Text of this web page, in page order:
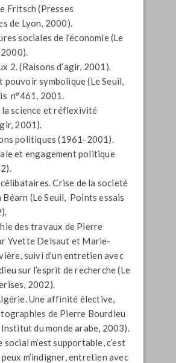
Fritsch (Presses
de Lyon, 2000).
sociales de l’économie (Le
2. (Raisons d’agir, 2001).
pouvoir symbolique (Le Seuil,
n°461, 2001.
la science et réflexivité
2001).
politiques (1961-2001).
et engagement politique
Crise de la societé
Béarn (Le Seuil, Points essais
des travaux de Pierre
Yvette Delsaut et Marie-
suivi d’un entretien avec
sur l’esprit de recherche (Le
2002).
Une affinité élective,
de Pierre Bourdieu
du monde arabe, 2003).
social m’est supportable, c’est
m’indigner, entretien avec